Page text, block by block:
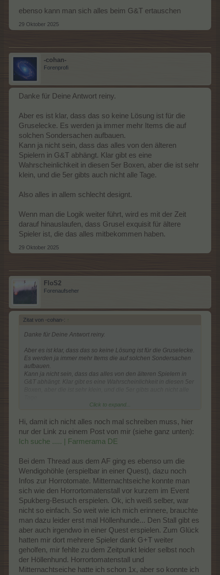
ebenso kann man sich alles beim G&T ertauschen
29 Oktober 2025
-cohan-
Forenprofi
Danke für Deine Antwort reiny.
Aber es ist klar, dass das so keine Lösung ist für die
Gruselecke. Es werden ja immer mehr Items die auf
solchen Sondersachen aufbauen.
Kann ja nicht sein, dass das alles von den älteren
Spielern in G&T abhängt. Klar gibt es eine
Wahrscheinlichkeit in diesen 5er Boxen, aber die ist sehr
klein, und die 5er gibts auch nicht alle Tage.
Also alles in allem schlecht designt.
Wenn man die Logik weiter führt, wird es mit der Zeit
darauf hinauslaufen, dass Grusel exquisit für ältere
Spieler ist, die das alles mitbekommen haben.
29 Oktober 2025
FloS2
Forenaufseher
Zitat von -cohan-: ↑
Danke für Deine Antwort reiny.
Aber es ist klar, dass das so keine Lösung ist für die Gruselecke.
Es werden ja immer mehr Items die auf solchen Sondersachen
aufbauen.
Kann ja nicht sein, dass das alles von den älteren Spielern in
G&T abhängt. Klar gibt es eine Wahrscheinlichkeit in diesen 5er
Wenn man die Logik weiter führt, wird es mit der Zeit darauf
hinauslaufen, dass Grusel exquisit für ältere Spieler ist, die das
alles mitbekommen haben.
Click to expand...
Hi, damit ich nicht alles noch mal schreiben muss, hier
nur der Link zu einem Post von mir (siehe ganz unten):
Ich suche ..... | Farmerama DE
Bei dem Thread aus dem AF ging es ebenso um die
Wendigohöhle (erspielbar in einer Quest), dazu noch
Infos zur Horrotomate. Mitternachtseiche konnte man
sich wie den Horrortomatenstall vor kurzem im Event
Spukberg-Besuch erspielen. Ok, ich weiß selber, war
nicht so einfach. So weit wie ich mich erinnere, brauchte
man dazu leider erst mal Höllenhunde... Den Stall gibt es
aber auch irgendwo in einer Quest erspielen. Zum Glück
hatten mir dort mehrere Spieler dank G+T weiter
geholfen, mir fehlte zu dem Zeitpunkt leider selbst noch
der Höllenhund. Horrortomatenstall und
Mitternachtseiche hatte ich schon 1x, aber so konnte ich